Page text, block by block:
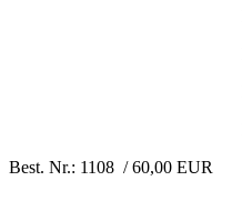
Best. Nr.: 1108 / 60,00 EUR